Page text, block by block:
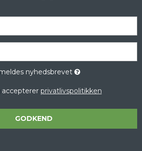
nyhedsbrevet
privatlivspolitikken
GODKEND